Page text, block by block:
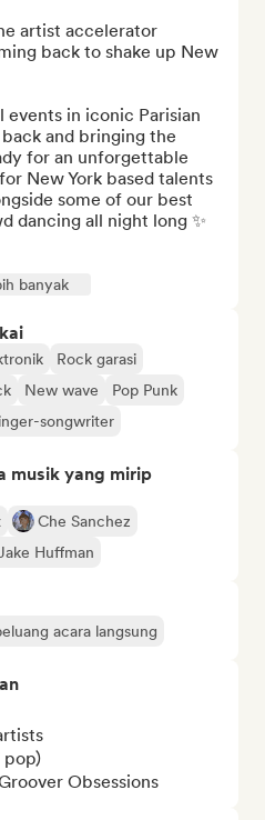
artist accelerator
back to shake up New
in iconic Parisian
back and bringing the
for an unforgettable
New York based talents
some of our best
dancing all night long ✨
banyak
Rock garasi
New wave
Pop Punk
songwriter
musik yang mirip
Che Sanchez
Huffman
acara langsung
pop)
Obsessions